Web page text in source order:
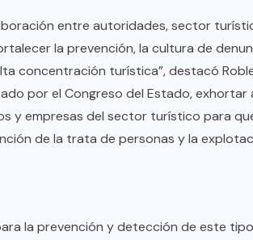
entre autoridades, sector
la prevención, la cultura de
concentración turística”, destacó
por el Congreso del Estado, exhortar
y empresas del sector turístico para
de la trata de personas y la
la prevención y detección de este
AQUÍ Y AHORA
Transforma vidas 4T al